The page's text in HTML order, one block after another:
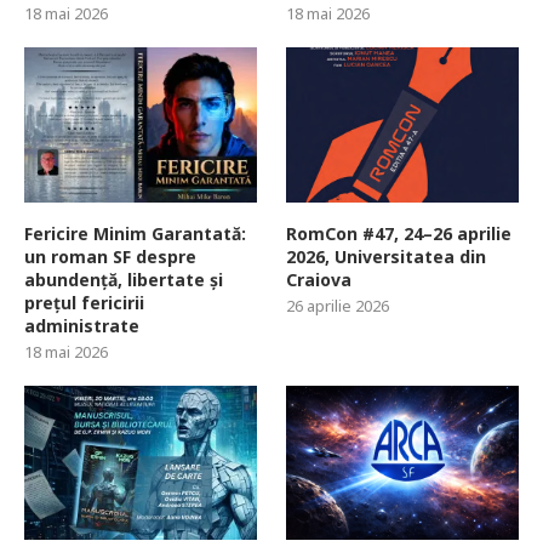
18 mai 2026 18 mai 2026
Fericire Minim Garantată:
un roman SF despre
abundență, libertate și
prețul fericirii
administrate
18 mai 2026
RomCon #47, 24–26 aprilie
2026, Universitatea din
Craiova
26 aprilie 2026